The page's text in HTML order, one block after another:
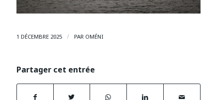
1 DÉCEMBRE 2025 / PAR OMÉNI
Partager cet entrée